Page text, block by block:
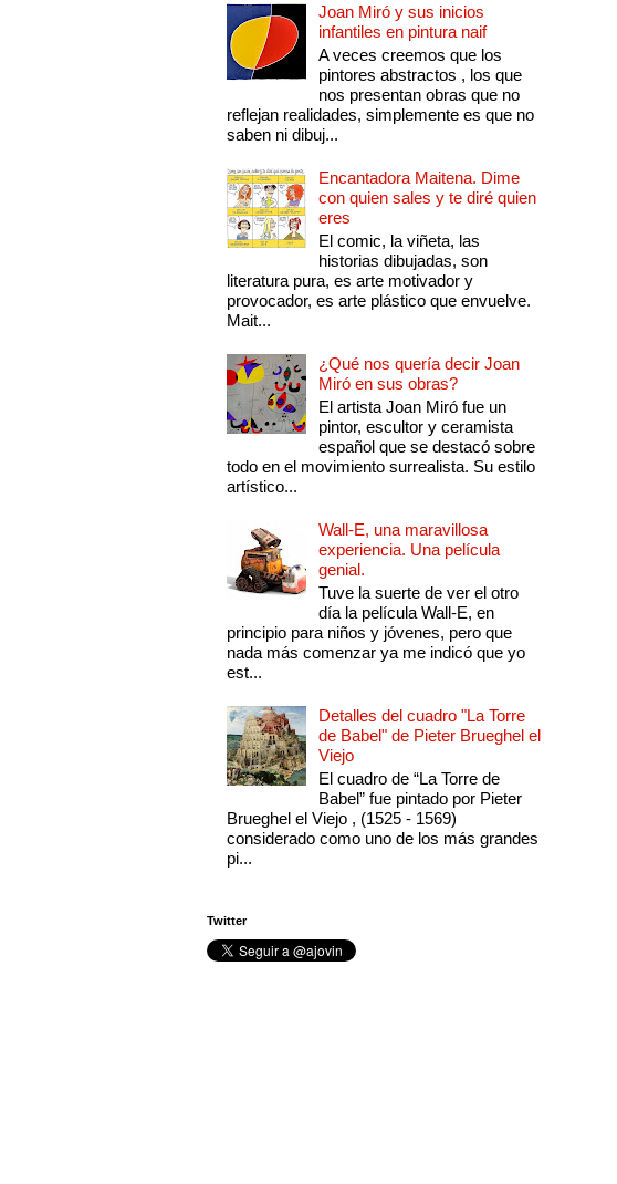
Joan Miró y sus inicios
infantiles en pintura naif
A veces creemos que los
pintores abstractos , los que
nos presentan obras que no
reflejan realidades, simplemente es que no
saben ni dibuj...
Encantadora Maitena. Dime
con quien sales y te diré quien
eres
El comic, la viñeta, las
historias dibujadas, son
literatura pura, es arte motivador y
provocador, es arte plástico que envuelve.
Mait...
¿Qué nos quería decir Joan
Miró en sus obras?
El artista Joan Miró fue un
pintor, escultor y ceramista
español que se destacó sobre
todo en el movimiento surrealista. Su estilo
artístico...
Wall-E, una maravillosa
experiencia. Una película
genial.
Tuve la suerte de ver el otro
día la película Wall-E, en
principio para niños y jóvenes, pero que
nada más comenzar ya me indicó que yo
est...
Detalles del cuadro "La Torre
de Babel" de Pieter Brueghel el
Viejo
El cuadro de “La Torre de
Babel” fue pintado por Pieter
Brueghel el Viejo , (1525 - 1569)
considerado como uno de los más grandes
pi...
Twitter